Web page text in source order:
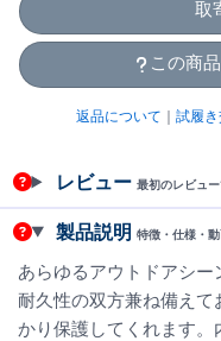
取
この商
返品について 試履
レビュー 最初のレビュ
製品説明 特徴・仕様・
あらゆるアウトドアシー
耐久性の双方兼ね備えて
かり保護してくれます。